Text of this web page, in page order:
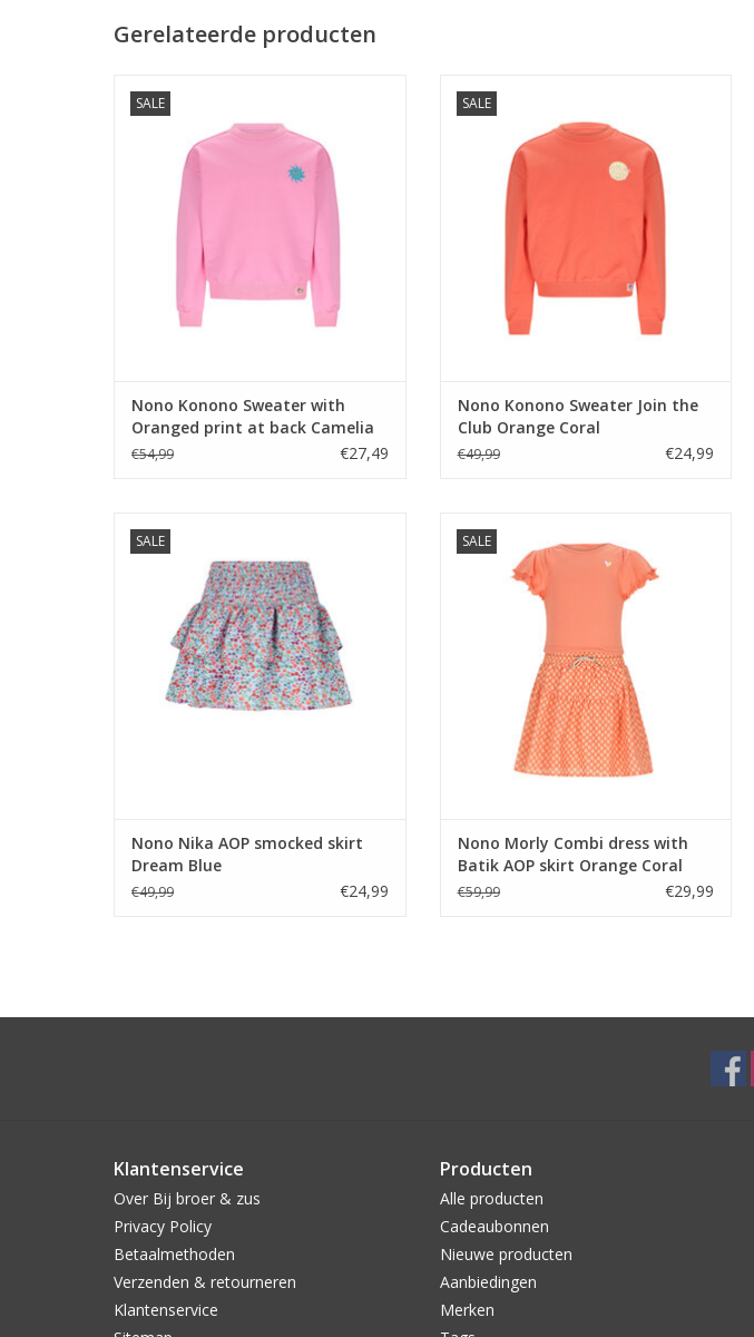
Gerelateerde producten
SALE
TOEVOEGEN AAN WINKELWAGEN
Nono Konono Sweater with
Oranged print at back Camelia
Pink
€54,99 €27,49
SALE
TOEVOEGEN AAN WINKELWAGEN
Nono Konono Sweater Join the
Club Orange Coral
€49,99 €24,99
SALE
TOEVOEGEN AAN WINKELWAGEN
Nono Nika AOP smocked skirt
Dream Blue
€49,99 €24,99
SALE
skirt Orange Coral
TOEVOEGEN AAN WINKELWAGEN
Nono Morly Combi dress with
Batik AOP skirt Orange Coral
€59,99 €29,99
Klantenservice
Over Bij broer & zus
Privacy Policy
Betaalmethoden
Verzenden & retourneren
Klantenservice
Producten
Alle producten
Cadeaubonnen
Nieuwe producten
Aanbiedingen
Merken